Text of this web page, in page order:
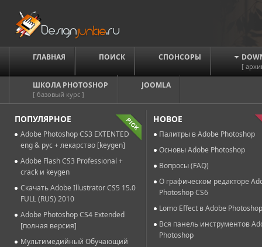
ГЛАВНАЯ ПОИСК СПОНСОРЫ
[
ШКОЛА PHOTOSHOP
[ базовый курс ]
JOOMLA
ПОПУЛЯРНОЕ
Adobe Photoshop CS3 EXTENTED
eng & рус + лекарство [keygen]
Adobe Flash CS3 Professional +
crack и keygen
Скачать Adobe Illustrator CS5 15.0
FULL (RUS) 2010
Adobe Photoshop CS4 Extended
[полная версия]
Мультимедийный Обучающий
НОВОЕ
Палитры в Adobe Photoshop
Основы Adobe Photoshop
Вопросы (FAQ)
О графическом редакторе
Photoshop CS6
Lomo Effect в Adobe
Вся панель инструментов
Photoshop